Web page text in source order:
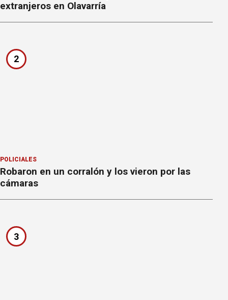
extranjeros en Olavarría
2
POLICIALES
Robaron en un corralón y los vieron por las
cámaras
3